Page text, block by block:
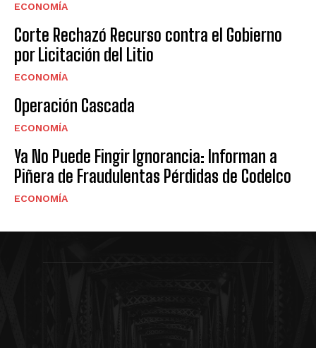
ECONOMÍA
Corte Rechazó Recurso contra el Gobierno
por Licitación del Litio
ECONOMÍA
Operación Cascada
ECONOMÍA
Ya No Puede Fingir Ignorancia: Informan a
Piñera de Fraudulentas Pérdidas de Codelco
ECONOMÍA